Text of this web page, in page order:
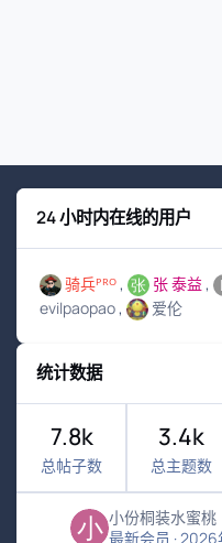
24 小时内在线的用户
骑兵ᴾᴿᴼ 张 泰益
evilpaopao
爱伦
统计数据
7.8k
总帖子数
3.4k
总主题数
小份桐装水蜜桃
最新会员 ·2026